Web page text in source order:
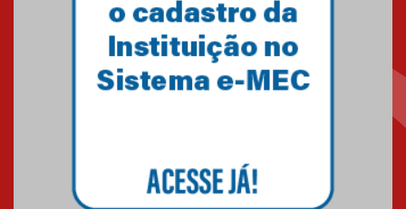
EM BOTAFOGO
Novo E-book do Mackenzie Rio